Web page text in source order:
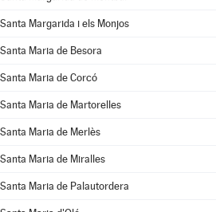
Santa Margarida i els Monjos
Santa Maria de Besora
Santa Maria de Corcó
Santa Maria de Martorelles
Santa Maria de Merlès
Santa Maria de Miralles
Santa Maria de Palautordera